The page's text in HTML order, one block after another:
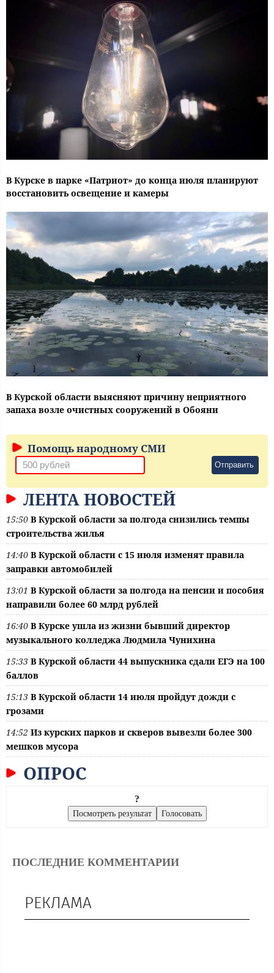
В Курске в парке «Патриот» до конца июля планируют
восстановить освещение и камеры
В Курской области выясняют причину неприятного
запаха возле очистных сооружений в Обояни
Помощь народному СМИ
Отправить
ЛЕНТА НОВОСТЕЙ
15:50 В Курской области за полгода снизились темпы
строительства жилья
14:40 В Курской области с 15 июля изменят правила
заправки автомобилей
13:01 В Курской области за полгода на пенсии и пособия
направили более 60 млрд рублей
16:40 В Курске ушла из жизни бывший директор
музыкального колледжа Людмила Чунихина
15:33 В Курской области 44 выпускника сдали ЕГЭ на 100
баллов
15:13 В Курской области 14 июля пройдут дожди с
грозами
14:52 Из курских парков и скверов вывезли более 300
мешков мусора
ОПРОС
?
ПОСЛЕДНИЕ КОММЕНТАРИИ
РЕКЛАМА